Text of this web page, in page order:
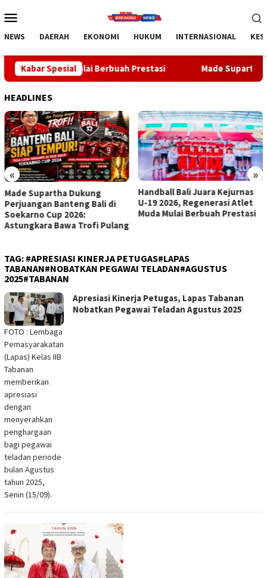
ke
Mobile
NEWS DAERAH EKONOMI HUKUM INTERNASIONAL
Kabar Spesial
Berbuah Prestasi Made Supartha Bawa Energi
HEADLINES
« »
Handball Bali Juara Kejurnas
U-19 2026, Regenerasi Atlet
Muda Mulai Berbuah Prestasi
Made Supartha Bawa Energi
Baru ABTI Bali, Tim U-19 Putra
Sabet Juara 1 Kejurnas 2026
TAG: #APRESIASI KINERJA PETUGAS#LAPAS
TABANAN#NOBATKAN PEGAWAI TELADAN#AGUSTUS
2025#TABANAN
FOTO : Lembaga
Pemasyarakatan
(Lapas) Kelas IIB
Tabanan
memberikan
apresiasi
dengan
menyerahkan
penghargaan
bagi pegawai
teladan periode
bulan Agustus
tahun 2025,
Senin (15/09).
Apresiasi Kinerja Petugas, Lapas Tabanan
Nobatkan Pegawai Teladan Agustus 2025